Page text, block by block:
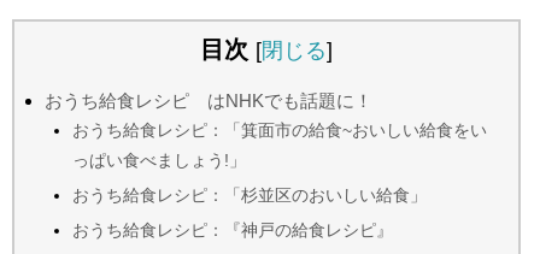
目次 [閉じる]
おうち給食レシピ はNHKでも話題に！
おうち給食レシピ：「箕面市の給食~おいしい給食をい
っぱい食べましょう!」
おうち給食レシピ：「杉並区のおいしい給食」
おうち給食レシピ：『神戸の給食レシピ』